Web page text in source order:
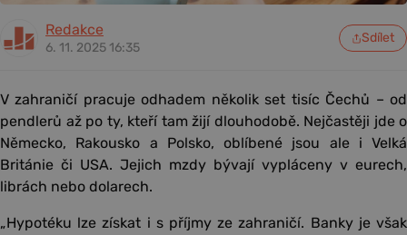
Redakce
6. 11. 2025 16:35
Sdílet
V zahraničí pracuje odhadem několik set tisíc Čechů – od
pendlerů až po ty, kteří tam žijí dlouhodobě. Nejčastěji jde o
Německo, Rakousko a Polsko, oblíbené jsou ale i Velká
Británie či USA. Jejich mzdy bývají vypláceny v eurech,
librách nebo dolarech.
„Hypotéku lze získat i s příjmy ze zahraničí. Banky je však